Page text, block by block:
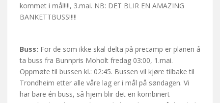
kommet i mål!!!!, 3.mai. NB: DET BLIR EN AMAZING
BANKETTBUSS!!!!!
Buss: For de som ikke skal delta på precamp er planen å
ta buss fra Bunnpris Moholt fredag 03:00, 1.mai.
Oppmøte til bussen kl.: 02:45. Bussen vil kjøre tilbake til
Trondheim etter alle våre lag er i mål på søndagen. Vi
har bare én buss, så hjem blir det en kombinert